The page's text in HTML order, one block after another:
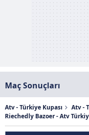
Maç Sonuçları
Atv - Türkiye Kupası
Atv -
Riechedly Bazoer - Atv